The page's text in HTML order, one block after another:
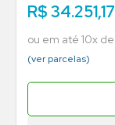
R$34.251,17
ou em até 10x de
(ver parcelas)